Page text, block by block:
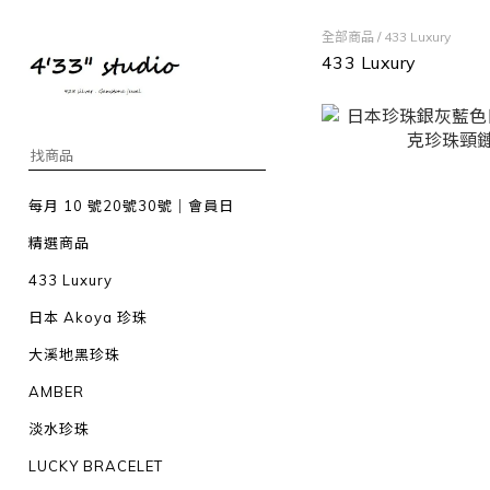
每月 10 號20號30號｜會員日
精選商品
433 Luxury
日本 Akoya 珍珠
大溪地黑珍珠
AMBER
淡水珍珠
LUCKY BRACELET
全部商品 / 433 Luxury
433 Luxury